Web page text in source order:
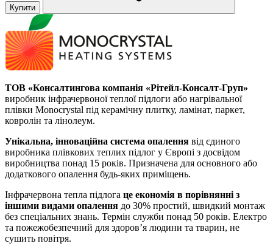
Купити
ТОВ «Консалтингова компанія «Рітейл-Консалт-Груп»
виробник інфрачервоної теплої підлоги або нагрівальної
плівки Monocrystal під керамічну плитку, ламінат, паркет,
ковролін та лінолеум.
Унікальна, інноваційна система опалення від єдиного
виробника плівкових теплих підлог у Європі з досвідом
виробництва понад 15 років. Призначена для основного або
додаткового опалення будь-яких приміщень.
Інфрачервона тепла підлога це економія в порівнянні з
іншими видами опалення до 30% простий, швидкий монтаж
без спеціальних знань. Термін служби понад 50 років. Електро
та пожежобезпечний для здоров’я людини та тварин, не
сушить повітря.